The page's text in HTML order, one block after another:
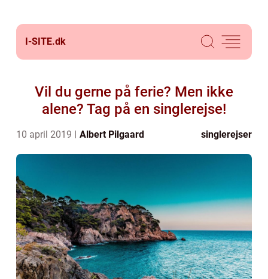
I-SITE.dk
Vil du gerne på ferie? Men ikke
alene? Tag på en singlerejse!
10 april 2019 Albert Pilgaard singlerejser